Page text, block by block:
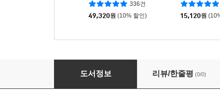
336건
49,320원 (10% 할인) 15,120원
초등코믹 흔한남매 11-20 세트 (전10권)
도서정보 리뷰/한줄평 (0/0)